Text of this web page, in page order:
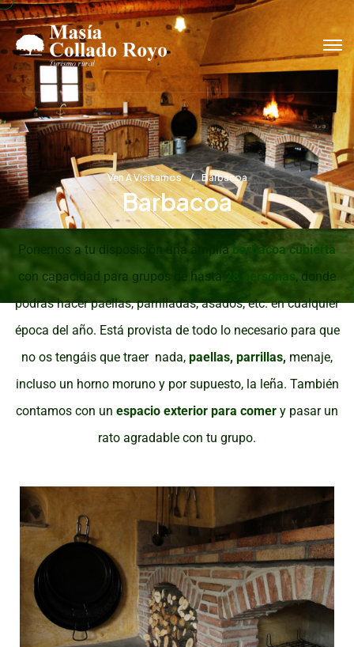
Ven A Visitarnos Barbacoa
Barbacoa
Ponemos a tu disposición una ampliabarbacoa cubierta
con capacidad para grupos de hasta
28 personas, donde
podrás hacer paellas, parrilladas, asados, etc. en cualquier
época del año. Está provista de todo lo necesario para que
no os tengáis que traer nada, paellas, parrillas, menaje,
incluso un horno moruno y por supuesto, la leña. También
contamos con un espacio exterior para comer y pasar un
rato agradable con tu grupo.